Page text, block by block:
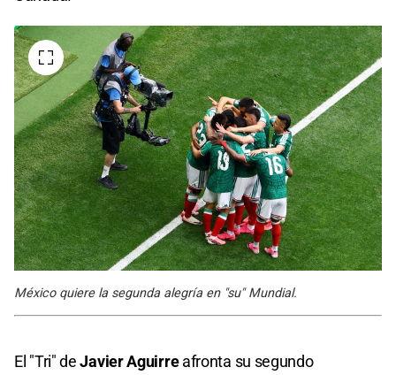
México quiere la segunda alegría en "su" Mundial.
El "Tri" deJavier Aguirreafronta su segundo